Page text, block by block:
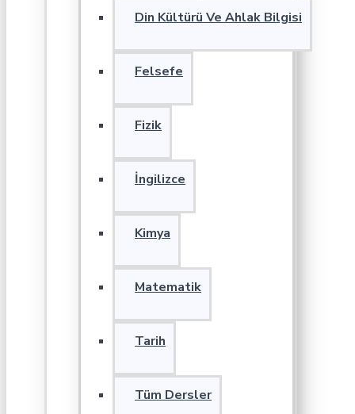
Din Kültürü Ve Ahlak Bilgisi
Felsefe
Fizik
İngilizce
Kimya
Matematik
Tarih
Tüm Dersler